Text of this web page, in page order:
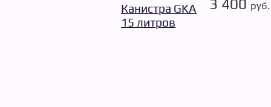
Канистра GKA
15 литров
3 400 руб.